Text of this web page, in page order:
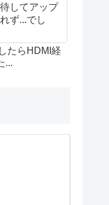
してアップ
ず...でし
たらHDMI経
...